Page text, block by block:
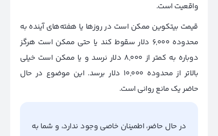
واقعیت است.
قیمت بیتکوین ممکن است در روزها یا هفته‌های آینده به
محدوده 6,000 دلار سقوط کند یا حتی ممکن است هرگز
دوباره به کمتر از 8,000 دلار نرسد و یا ممکن است خیلی
بالاتر از محدوده 10,000 دلار برسد.
این موضوع در حال
حاضر یک مانع روانی است.
در حال حاضر، اطمینان خاصی وجود ندارد، و شما به